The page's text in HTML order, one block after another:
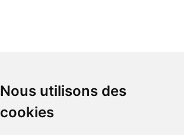
Nous utilisons des
cookies